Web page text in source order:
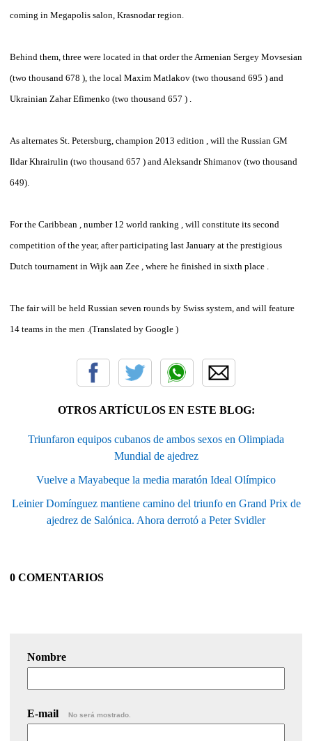
coming in Megapolis salon, Krasnodar region.
Behind them, three were located in that order the Armenian Sergey Movsesian
(two thousand 678 ), the local Maxim Matlakov (two thousand 695 ) and
Ukrainian Zahar Efimenko (two thousand 657 ) .
As alternates St. Petersburg, champion 2013 edition , will the Russian GM
Ildar Khrairulin (two thousand 657 ) and Aleksandr Shimanov (two thousand
649).
For the Caribbean , number 12 world ranking , will constitute its second
competition of the year, after participating last January at the prestigious
Dutch tournament in Wijk aan Zee , where he finished in sixth place .
The fair will be held Russian seven rounds by Swiss system, and will feature
14 teams in the men . (Translated by Google )
OTROS ARTÍCULOS EN ESTE BLOG:
Triunfaron equipos cubanos de ambos sexos en Olimpiada
Mundial de ajedrez
Vuelve a Mayabeque la media maratón Ideal Olímpico
Leinier Domínguez mantiene camino del triunfo en Grand Prix de
ajedrez de Salónica. Ahora derrotó a Peter Svidler
0 COMENTARIOS
Nombre
E-mail No será mostrado.